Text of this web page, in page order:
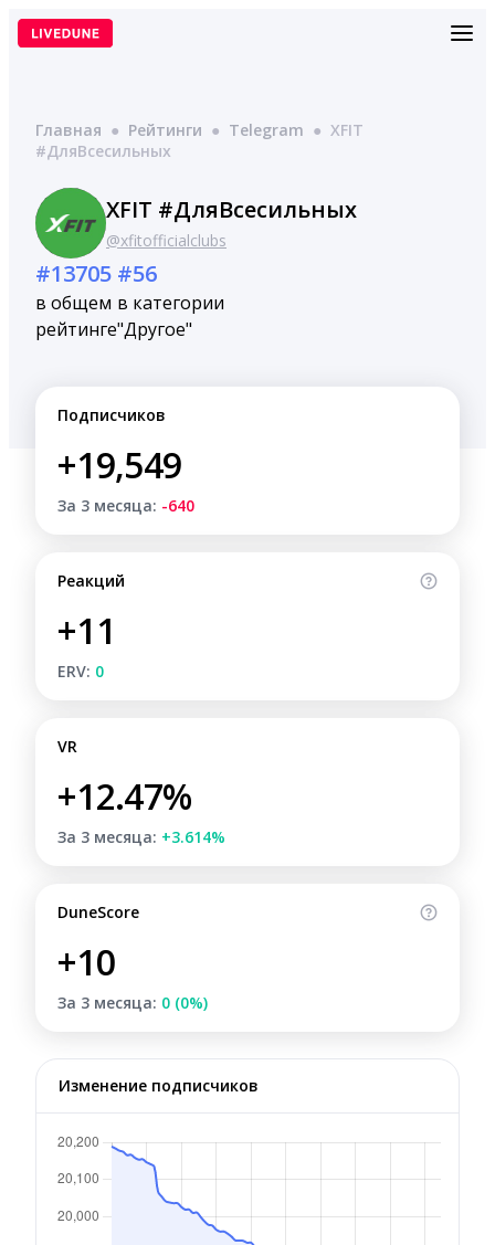
Перейти
Главная ● Рейтинги ● Telegram ● XFIT
#ДляВсесильных
XFIT #ДляВсесильных
@xfitofficialclubs
#13705
в общем
рейтинге
#56
в категории
"Другое"
Подписчиков
+19,549
За 3 месяца: -640
Реакций
+11
ERV: 0
VR
+12.47%
За 3 месяца: +3.614%
DuneScore
+10
За 3 месяца: 0 (0%)
Изменение подписчиков